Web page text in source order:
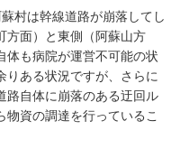
村は幹線道路が崩落してし
方面）と東側（阿蘇山方
体も病院が運営不可能の状
りある状況ですが、さらに
路自体に崩落のある迂回ル
物資の調達を行っているこ